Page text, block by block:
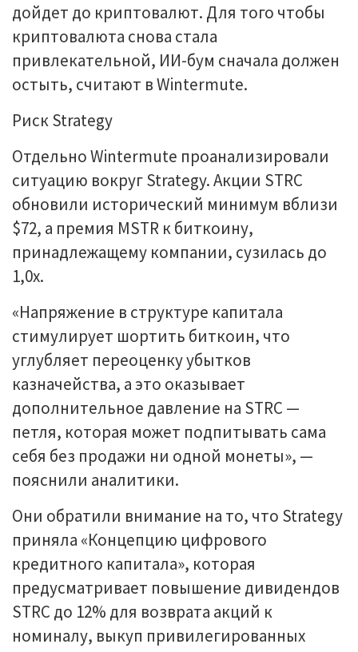
дойдет до криптовалют. Для того чтобы
криптовалюта снова стала
привлекательной, ИИ-бум сначала должен
остыть, считают в Wintermute.
Риск Strategy
Отдельно Wintermute проанализировали
ситуацию вокруг Strategy. Акции STRC
обновили исторический минимум вблизи
$72, а премия MSTR к биткоину,
принадлежащему компании, сузилась до
1,0x.
«Напряжение в структуре капитала
стимулирует шортить биткоин, что
углубляет переоценку убытков
казначейства, а это оказывает
дополнительное давление на STRC —
петля, которая может подпитывать сама
себя без продажи ни одной монеты», —
пояснили аналитики.
Они обратили внимание на то, что Strategy
приняла «Концепцию цифрового
кредитного капитала», которая
предусматривает повышение дивидендов
STRC до 12% для возврата акций к
номиналу, выкуп привилегированных